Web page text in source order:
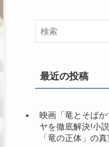
最近の投稿
映画「竜とそば
ヤを徹底解決!小
「竜の正体」の